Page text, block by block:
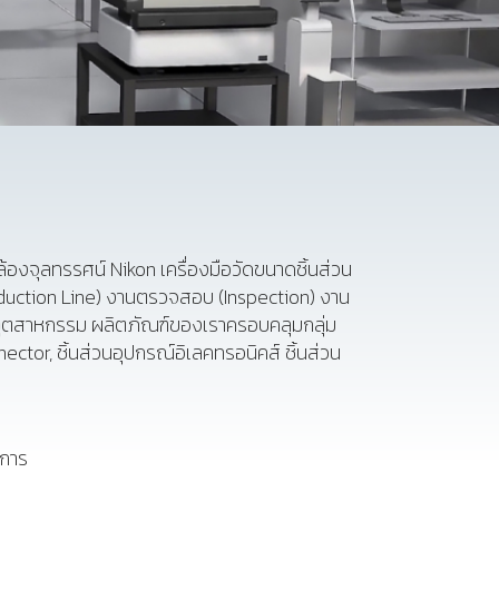
งจุลทรรศน์ Nikon เครื่องมือวัดขนาดชิ้นส่วน
Line) งานตรวจสอบ (Inspection) งาน
ตสาหกรรม ผลิตภัณฑ์ของเราครอบคลุมกลุ่ม
ชิ้นส่วนอุปกรณ์อิเลคทรอนิคส์ ชิ้นส่วน
าร